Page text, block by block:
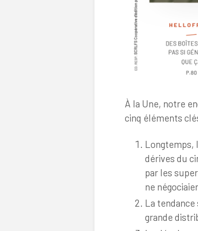
À la Une, notre
cinq éléments
Longtemps,
dérives du
par les
ne
La
grande